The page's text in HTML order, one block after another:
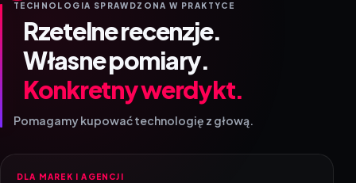
TECHNOLOGIA SPRAWDZONA W PRAKTYCE
Rzetelne recenzje.
Własne pomiary.
Konkretny werdykt.
Pomagamy kupować technologię z głową.
DLA MAREK I AGENCJI